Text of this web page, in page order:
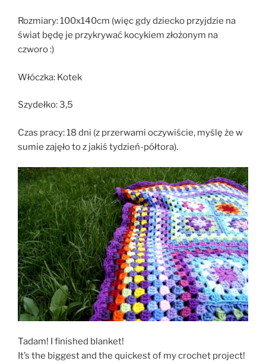
Rozmiary: 100x140cm (więc gdy dziecko przyjdzie na
świat będę je przykrywać kocykiem złożonym na
czworo :)
Włóczka: Kotek
Szydełko: 3,5
Czas pracy: 18 dni (z przerwami oczywiście, myślę że w
sumie zajęło to z jakiś tydzień-półtora).
Tadam! I finished blanket!
It’s the biggest and the quickest of my crochet project!